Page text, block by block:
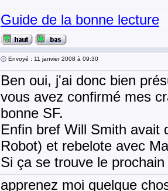
Guide de la bonne lecture
Envoyé : 11 janvier 2008 à 09:30
Ben oui, j'ai donc bien
vous avez confirmé mes
bonne SF.
Enfin bref Will Smith avait
Robot) et rebelote avec
Si ça se trouve le
apprenez moi quelque